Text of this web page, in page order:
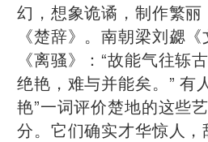
幻，想象诡谲，制作繁丽
《楚辞》。南朝梁刘勰
《离骚》：“故能气往轹
绝艳，难与并能矣。” 有
艳”一词评价楚地的这些
分。它们确实才华惊人，